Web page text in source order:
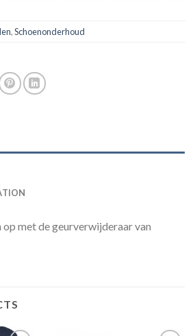
,Schoenonderhoud
met de geurverwijderaar van